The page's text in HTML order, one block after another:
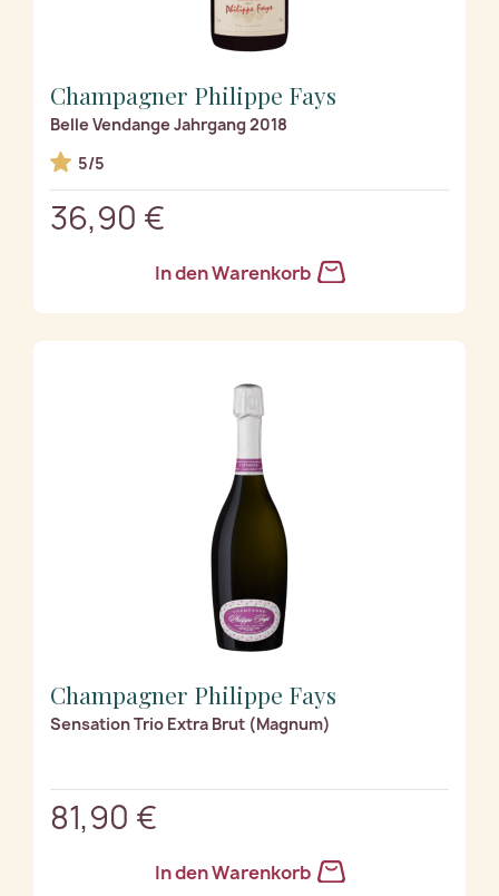
Champagner Philippe Fays
Belle Vendange Jahrgang 2018
5/5
36,90 €
In den Warenkorb
Champagner Philippe Fays
Sensation Trio Extra Brut (Magnum)
81,90 €
In den Warenkorb